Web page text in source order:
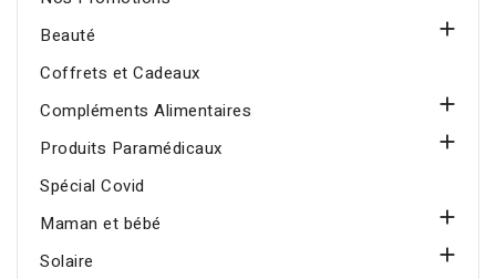
Beauté

Coffrets et Cadeaux
Compléments Alimentaires

Produits Paramédicaux

Spécial Covid
Maman et bébé

Solaire
